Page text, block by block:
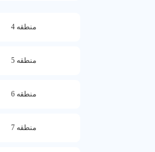
منطقه 4
منطقه 5
منطقه 6
منطقه 7